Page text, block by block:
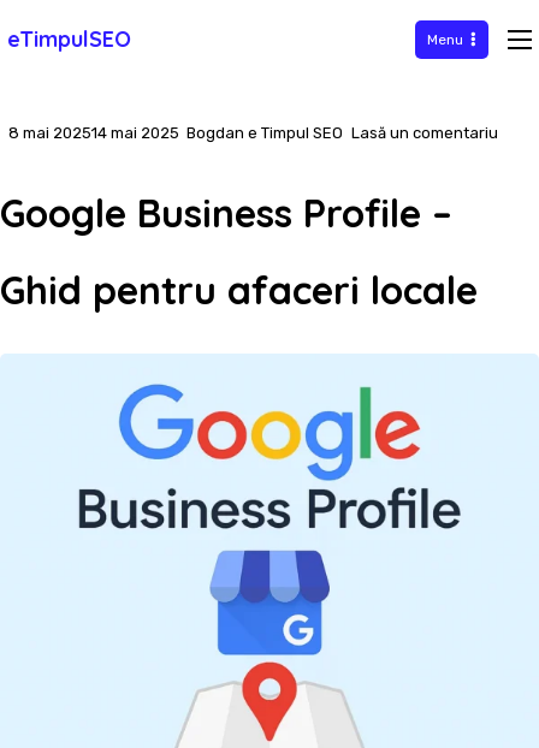
eTimpulSEO Menu
8 mai 202514 mai 2025 Bogdan e Timpul SEO Lasă un comentariula
Google Business Profile –
Ghid pentru afaceri locale